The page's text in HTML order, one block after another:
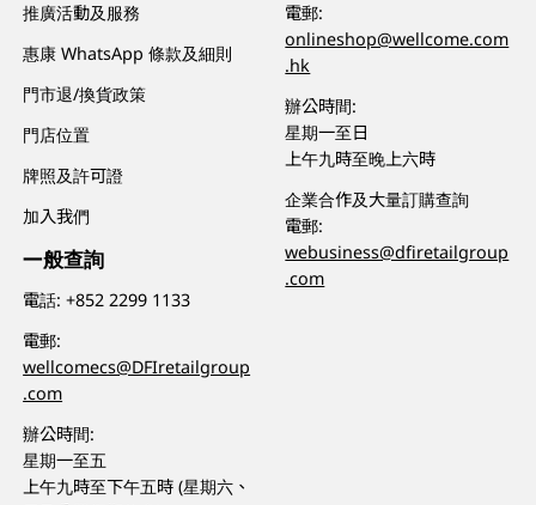
推廣活動及服務
惠康 WhatsApp 條款及細則
門市退/換貨政策
門店位置
牌照及許可證
加入我們
一般查詢
電話:+852 2299 1133
電郵:
wellcomecs@DFIretailgroup
.com
辦公時間:
星期一至五
上午九時至下午五時 (星期六、
電郵:
onlineshop@wellcome.com
.hk
辦公時間:
星期一至日
上午九時至晚上六時
企業合作及大量訂購查詢
電郵:
webusiness@dfiretailgroup
.com